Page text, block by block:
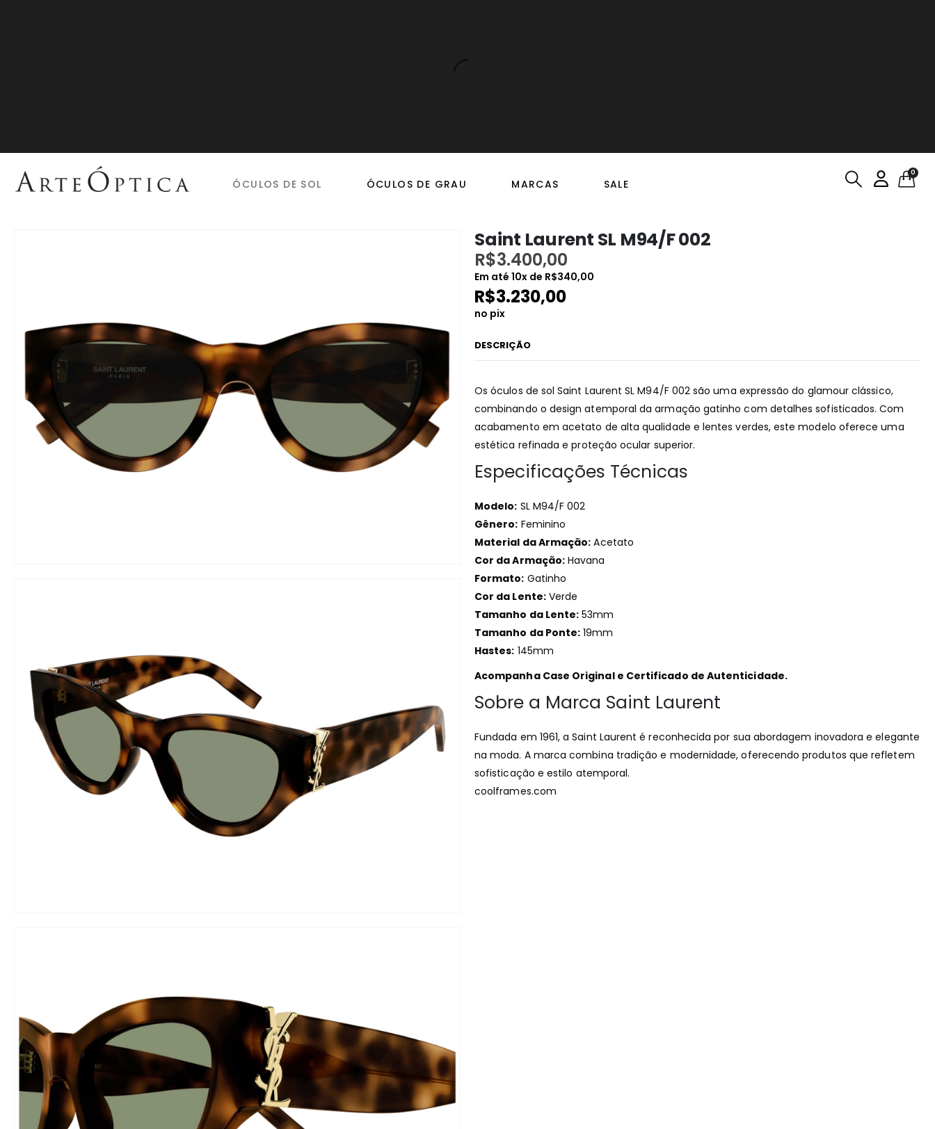
ÓCULOS DE SOL ÓCULOS DE GRAU MARCAS SALE
0
Saint Laurent SL M94/F 002
R$3.400,00
Em até 10x de R$340,00
R$3.230,00
no pix
DESCRIÇÃO
Os óculos de sol Saint Laurent SL M94/F 002 são uma expressão do glamour clássico,
combinando o design atemporal da armação gatinho com detalhes sofisticados. Com
acabamento em acetato de alta qualidade e lentes verdes, este modelo oferece uma
estética refinada e proteção ocular superior.
Especificações Técnicas
Modelo: SL M94/F 002
Gênero: Feminino
Material da Armação: Acetato
Cor da Armação: Havana
Formato: Gatinho
Cor da Lente:Verde
Tamanho da Lente: 53mm
Tamanho da Ponte: 19mm
Hastes: 145mm
Acompanha Case Original e Certificado de Autenticidade.
Sobre a Marca Saint Laurent
Fundada em 1961, a Saint Laurent é reconhecida por sua abordagem inovadora e elegante
na moda. A marca combina tradição e modernidade, oferecendo produtos que refletem
sofisticação e estilo atemporal.
coolframes.com